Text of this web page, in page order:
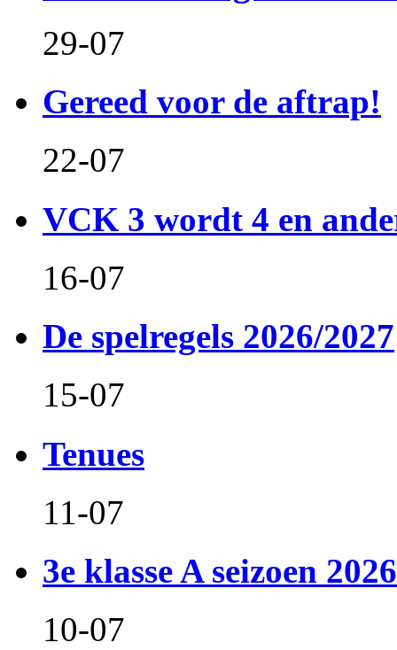
29-07
Gereed voor de aftrap!
22-07
VCK 3 wordt 4 en
16-07
De spelregels 2026/2027
15-07
Tenues
11-07
3e klasse A seizoen
10-07